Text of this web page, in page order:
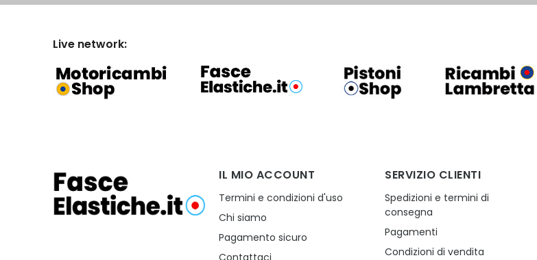
Live network:
IL MIO ACCOUNT
Termini e condizioni d'uso
Chi siamo
Pagamento sicuro
SERVIZIO CLIENTI
Spedizioni e termini di
consegna
Pagamenti
Condizioni di vendita